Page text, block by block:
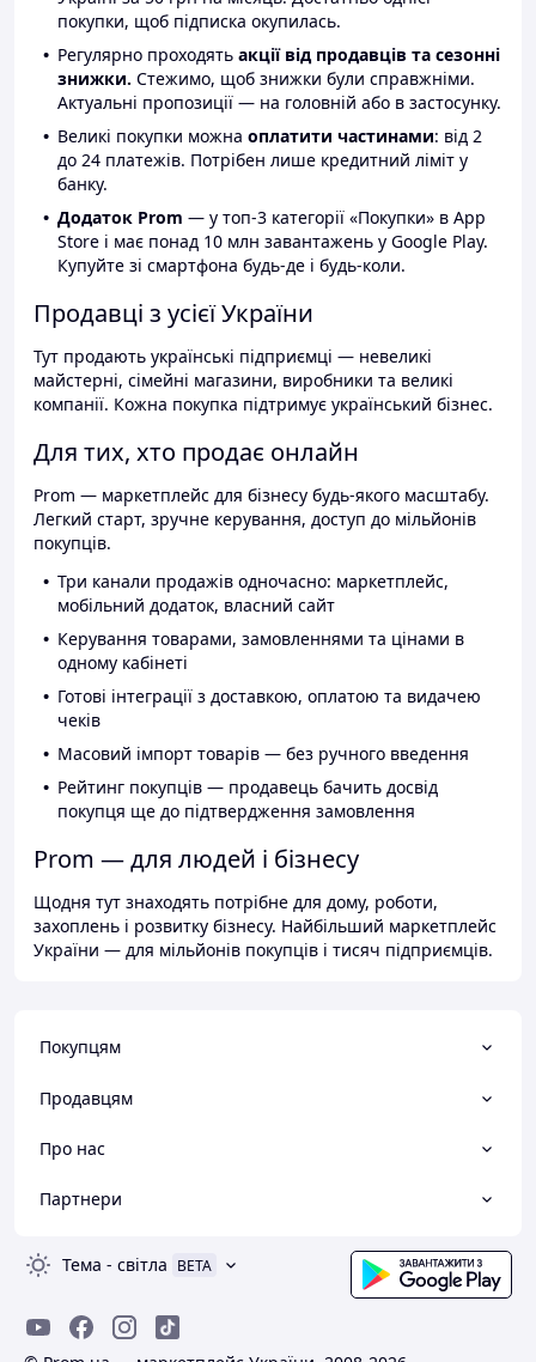
покупки, щоб підписка окупилась.
Регулярно проходять акції від продавців та сезонні
знижки. Стежимо, щоб знижки були справжніми.
Актуальні пропозиції — на головній або в застосунку.
Великі покупки можна оплатити частинами: від 2
до 24 платежів. Потрібен лише кредитний ліміт у
банку.
Додаток Prom — у топ-3 категорії «Покупки» в App
Store і має понад 10 млн завантажень у Google Play.
Купуйте зі смартфона будь-де і будь-коли.
Продавці з усієї України
Тут продають українські підприємці — невеликі
майстерні, сімейні магазини, виробники та великі
компанії. Кожна покупка підтримує український бізнес.
Для тих, хто продає онлайн
Prom — маркетплейс для бізнесу будь-якого масштабу.
Легкий старт, зручне керування, доступ до мільйонів
покупців.
Три канали продажів одночасно: маркетплейс,
мобільний додаток, власний сайт
Керування товарами, замовленнями та цінами в
одному кабінеті
Готові інтеграції з доставкою, оплатою та видачею
чеків
Масовий імпорт товарів — без ручного введення
Рейтинг покупців — продавець бачить досвід
покупця ще до підтвердження замовлення
Prom — для людей і бізнесу
Щодня тут знаходять потрібне для дому, роботи,
захоплень і розвитку бізнесу. Найбільший маркетплейс
України — для мільйонів покупців і тисяч підприємців.
Покупцям
Продавцям
Про нас
Партнери
Тема - світла BETA